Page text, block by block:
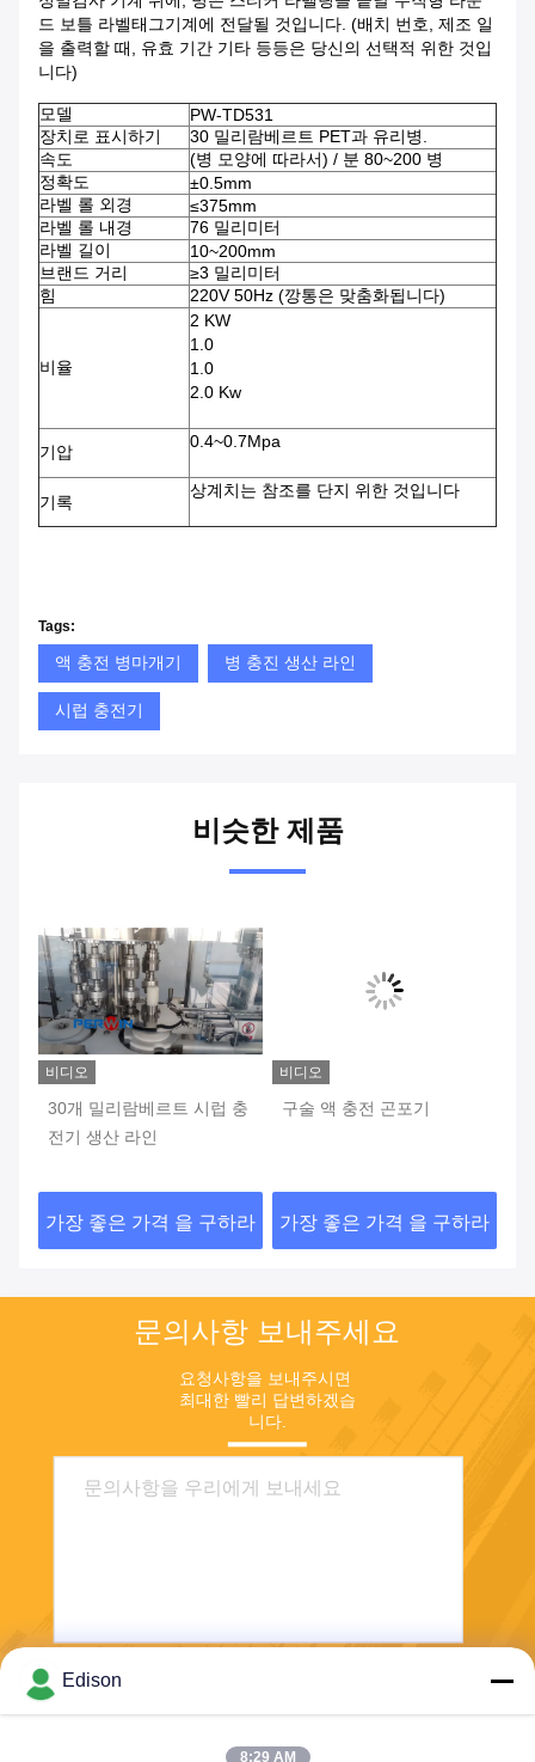
드 보틀 라벨태그기계에 전달될 것입니다. (배치 번호, 제조 일
을 출력할 때, 유효 기간 기타 등등은 당신의 선택적 위한 것입
니다)
모델
PW-TD531
장치로 표시하기
30 밀리람베르트 PET과 유리병.
속도
(병 모양에 따라서) / 분 80~200 병
정확도
±0.5mm
라벨 롤 외경
≤375mm
라벨 롤 내경
76 밀리미터
라벨 길이
10~200mm
브랜드 거리
≥3 밀리미터
힘
220V 50Hz (깡통은 맞춤화됩니다)
비율
2 KW
1.0
1.0
2.0 Kw
기압
0.4~0.7Mpa
기록
상계치는 참조를 단지 위한 것입니다
Tags:
액 충전 병마개기 병 충진 생산 라인
시럽 충전기
비슷한 제품
비디오
30개 밀리람베르트 시럽 충
전기 생산 라인
가장 좋은 가격 을 구하라
비디오
구술 액 충전 곤포기
가장 좋은 가격 을 구하라
문의사항 보내주세요
요청사항을 보내주시면
최대한 빨리 답변하겠습
니다.
Edison
8:29 AM